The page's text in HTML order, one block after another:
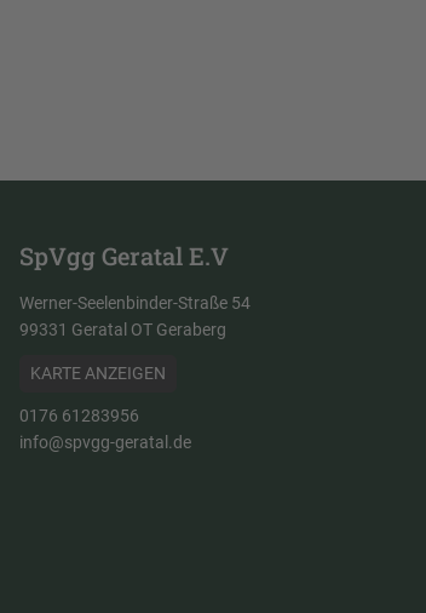
SpVgg Geratal E.V
Werner-Seelenbinder-Straße 54
99331 Geratal OT Geraberg
KARTE ANZEIGEN
0176 61283956
info@spvgg-geratal.de